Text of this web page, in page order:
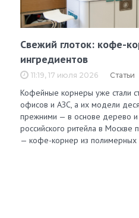
Свежий глоток: кофе-
ингредиентов
11:19, 17 июля 2026 Статьи
Кофейные корнеры уже стали
офисов и АЗС, а их модели
прежними — в основе дерево
российского ритейла в Москве
— кофе-корнер из полимерных